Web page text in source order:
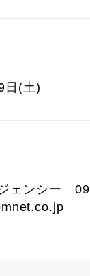
日(土)
ェンシー